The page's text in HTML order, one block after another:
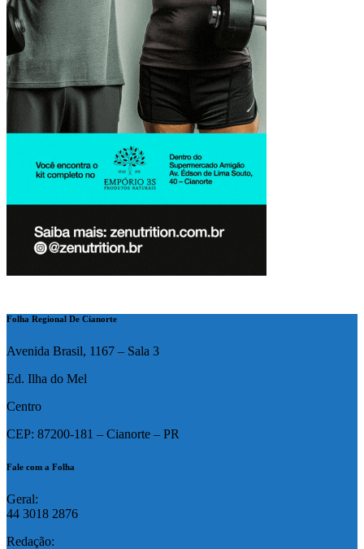
Folha Regional De Cianorte
Avenida Brasil, 1167 – Sala 3
Ed. Ilha do Mel
Centro
CEP: 87200-181 – Cianorte – PR
Fale com a Folha
Geral:
44 3018 2876
Redação: